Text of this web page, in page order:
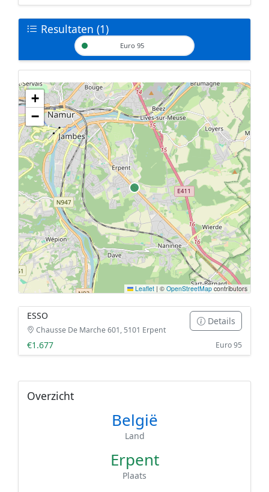
Resultaten (1)
Euro 95
Geen tankstations met locatiegegevens gevonden.
De kaart kan niet worden weergegeven zonder GPS coördinaten.
+
−
Leaflet | © OpenStreetMapcontributors
ESSO
Chausse De Marche 601, 5101 Erpent
Details
€1.677 Euro 95
Overzicht
België
Land
Erpent
Plaats